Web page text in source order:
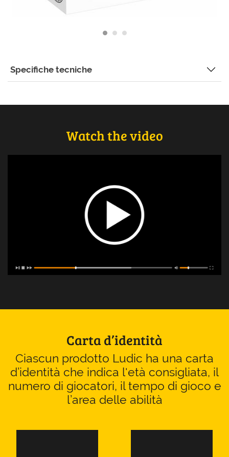
Specifiche tecniche
Watch the video
Carta d’identità
Ciascun prodotto Ludic ha una carta
d’identità che indica l'età consigliata, il
numero di giocatori, il tempo di gioco e
l’area delle abilità